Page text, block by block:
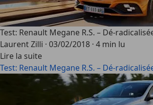
Test: Renault Megane R.S. – Dé-
Laurent Zilli · 03/02/2018 · 4 min lu
Lire la suite
Test: Renault Megane R.S. – Dé-